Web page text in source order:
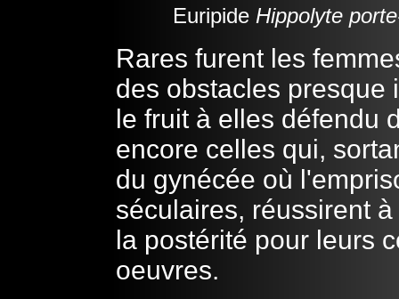
Euripide Hippolyte
Rares furent les
des obstacles presque
le fruit à elles défendu
encore celles qui,
du gynécée où
séculaires, réussirent
la postérité pour leurs
oeuvres.